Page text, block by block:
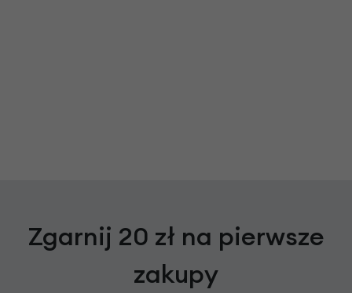
Zgarnij 20 zł na pierwsze
zakupy